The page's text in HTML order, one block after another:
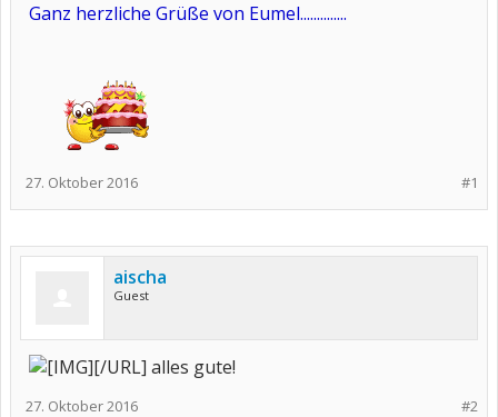
Ganz herzliche Grüße von Eumel..............
#1
27. Oktober 2016
aischa
Guest
[/URL] alles gute!
#2
27. Oktober 2016